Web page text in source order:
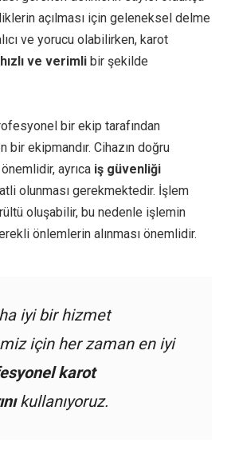
açılması için geleneksel delme
ve yorucu olabilirken, karot
hızlı ve verimli bir şekilde
bir ekip tarafından
bir ekipmandır. Cihazın doğru
önemlidir, ayrıca iş güvenliği
olunması gerekmektedir. İşlem
oluşabilir, bu nedenle işlemin
önlemlerin alınması önemlidir.
iyi bir hizmet
için her zaman en iyi
karot
kullanıyoruz.